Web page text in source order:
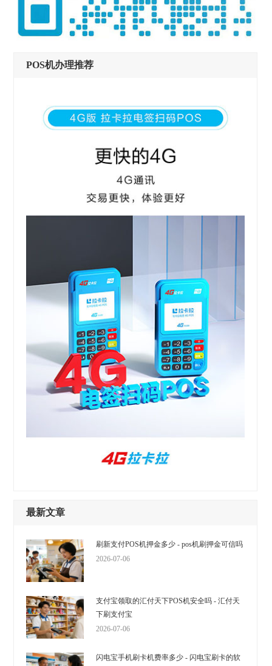
POS机办理推荐
最新文章
刷新支付POS机押金多少 - pos机刷押金可信吗
2026-07-06
支付宝领取的汇付天下POS机安全吗 - 汇付天
下刷支付宝
2026-07-06
闪电宝手机刷卡机费率多少 - 闪电宝刷卡的软